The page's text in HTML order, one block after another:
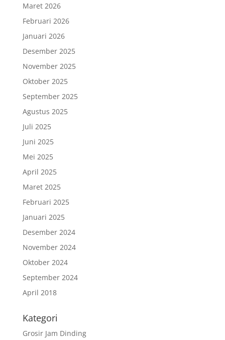
Maret 2026
Februari 2026
Januari 2026
Desember 2025
November 2025
Oktober 2025
September 2025
Agustus 2025
Juli 2025
Juni 2025
Mei 2025
April 2025
Maret 2025
Februari 2025
Januari 2025
Desember 2024
November 2024
Oktober 2024
September 2024
April 2018
Kategori
Grosir Jam Dinding